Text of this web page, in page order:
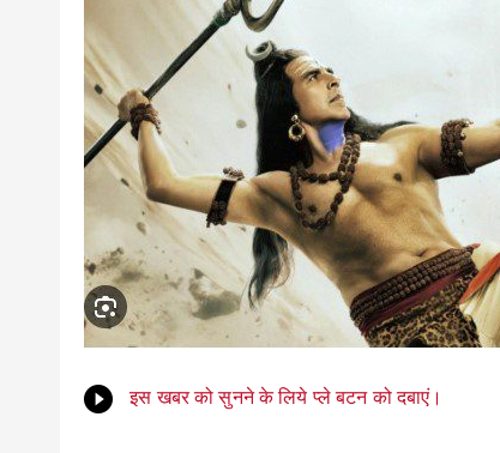
इस खबर को सुनने के लिये प्ले बटन को दबाएं।